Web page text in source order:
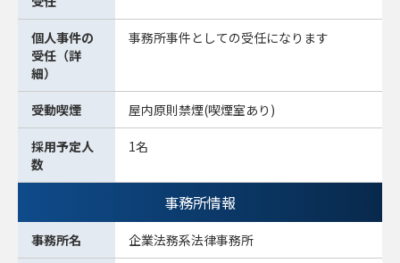
個人事件の
受任（詳
細）
事務所事件としての受任になります
受動喫煙 屋内原則禁煙(喫煙室あり)
採用予定人
数
1名
事務所情報
事務所名 企業法務系法律事務所